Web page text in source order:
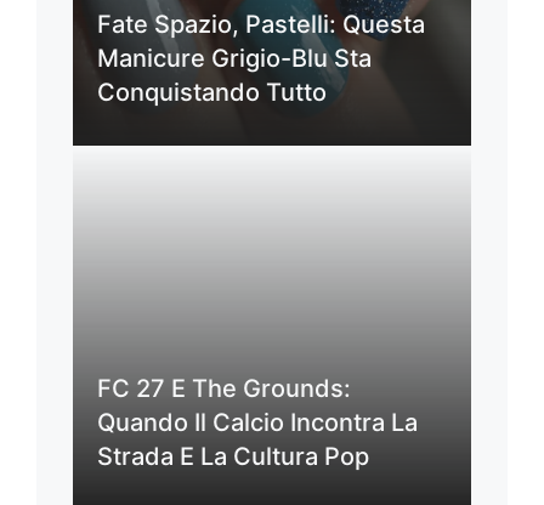
Fate Spazio, Pastelli: Questa
Manicure Grigio-Blu Sta
Conquistando Tutto
FC 27 E The Grounds:
Quando Il Calcio Incontra La
Strada E La Cultura Pop